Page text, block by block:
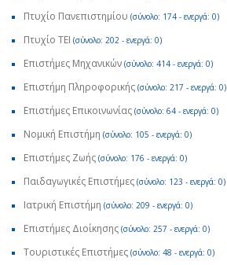
Πτυχίο Πανεπιστημίου (σύνολο: 174 - ενεργά: 0)
Πτυχίο ΤΕΙ (σύνολο: 202 - ενεργά: 0)
Επιστήμες Μηχανικών (σύνολο: 414 - ενεργά: 0)
Επιστήμη Πληροφορικής (σύνολο: 217 - ενεργά: 0)
Επιστήμες Επικοινωνίας (σύνολο: 64 - ενεργά: 0)
Νομική Επιστήμη (σύνολο: 105 - ενεργά: 0)
Επιστήμες Ζωής (σύνολο: 176 - ενεργά: 0)
Παιδαγωγικές Επιστήμες (σύνολο: 123 - ενεργά: 0)
Ιατρική Επιστήμη (σύνολο: 209 - ενεργά: 0)
Επιστήμες Διοίκησης (σύνολο: 257 - ενεργά: 0)
Τουριστικές Επιστήμες (σύνολο: 48 - ενεργά: 0)